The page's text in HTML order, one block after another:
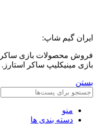
ایران گیم شاپ:
فروش محصولات بازی ساکر
بازی مینیکلیپ ساکر استارز.
بستن
منو
دسته بندی ها